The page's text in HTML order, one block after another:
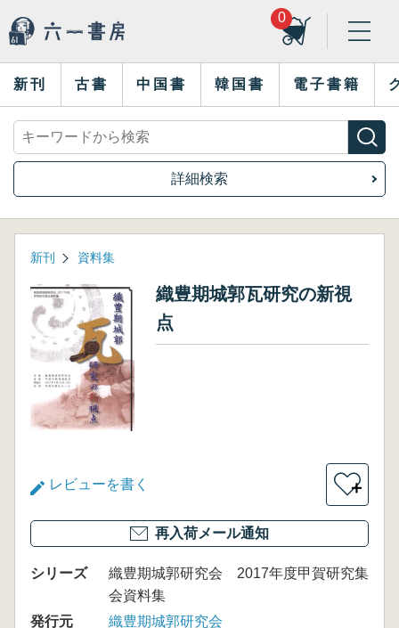
0
新刊 古書 中国書 韓国書 電子書籍
詳細検索
新刊 資料集
織豊期城郭瓦研究の新視
点
レビューを書く ＋
再入荷メール通知
シリーズ
織豊期城郭研究会 2017年度甲賀研究集
会資料集
発行元
織豊期城郭研究会